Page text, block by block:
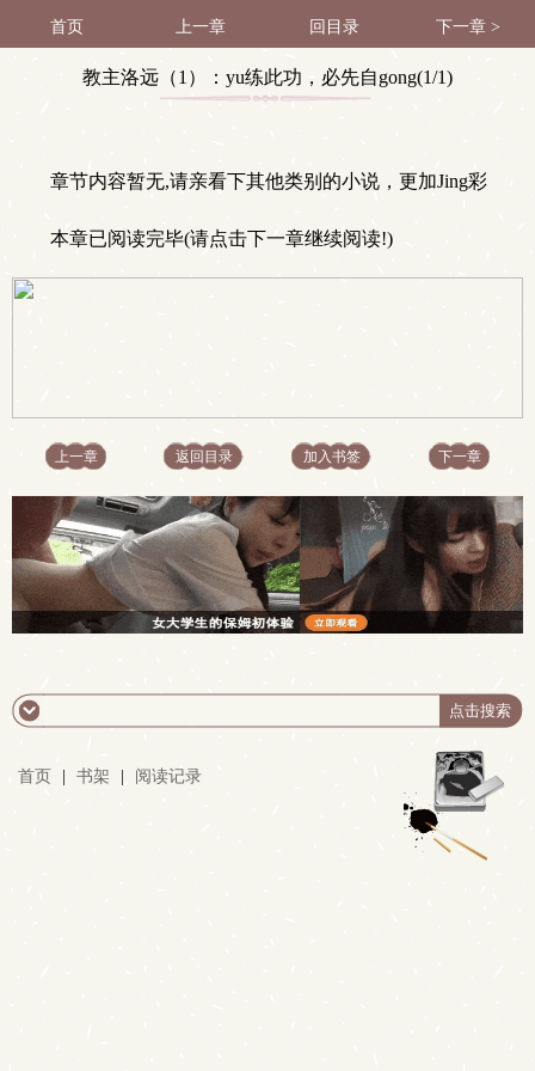
首页 上一章 回目录 下一章 >
教主洛远（1）：yu练此功，必先自gong(1/1)
章节内容暂无,请亲看下其他类别的小说，更加Jing彩
本章已阅读完毕(请点击下一章继续阅读!)
上一章 返回目录 加入书签 下一章
首页 书架 阅读记录